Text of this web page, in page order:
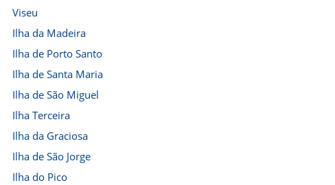
Viseu
Ilha da Madeira
Ilha de Porto Santo
Ilha de Santa Maria
Ilha de São Miguel
Ilha Terceira
Ilha da Graciosa
Ilha de São Jorge
Ilha do Pico